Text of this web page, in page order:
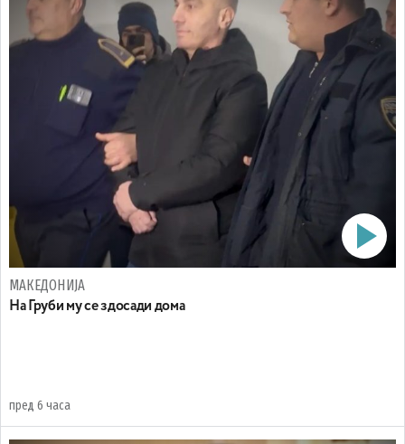
МАКЕДОНИЈА
На Груби му се здосади дома
пред 6 часа